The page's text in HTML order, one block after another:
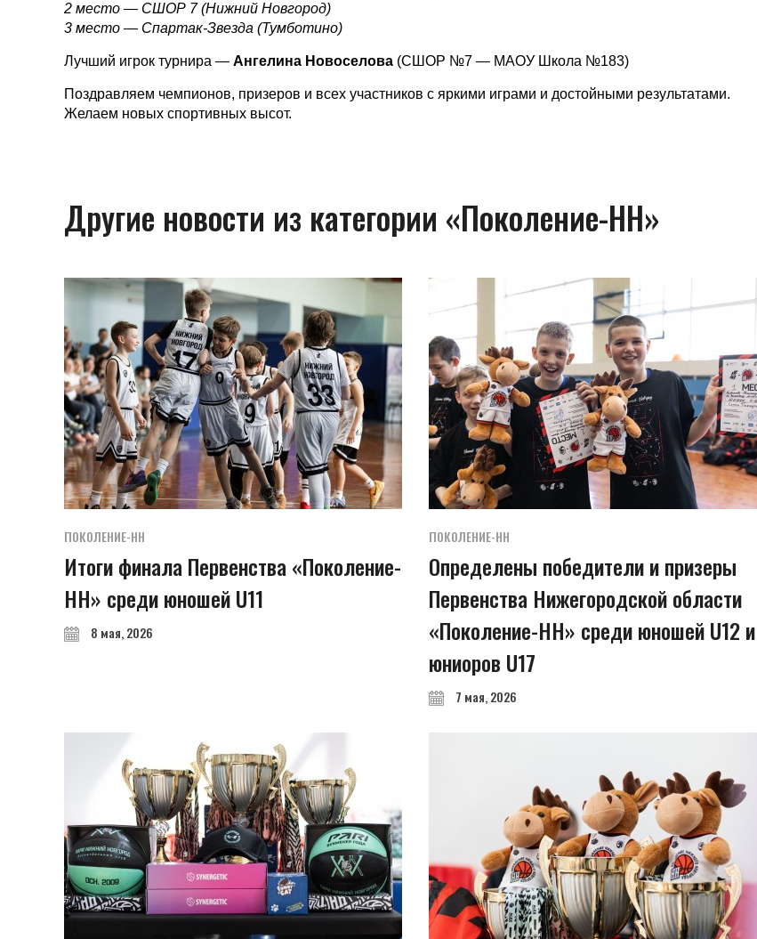
2 место — СШОР 7 (Нижний Новгород)
3 место — Спартак-Звезда (Тумботино)
Лучший игрок турнира — Ангелина Новоселова (СШОР №7 — МАОУ Школа №183)
Поздравляем чемпионов, призеров и всех участников с яркими играми и достойными результатами.
Желаем новых спортивных высот.
Другие новости из категории «Поколение-НН»
ПОКОЛЕНИЕ-НН
Итоги финала Первенства «Поколение-
НН» среди юношей U11
8 мая, 2026
ПОКОЛЕНИЕ-НН
Определены победители и призеры
Первенства Нижегородской области
«Поколение-НН» среди юношей U12 и
юниоров U17
7 мая, 2026